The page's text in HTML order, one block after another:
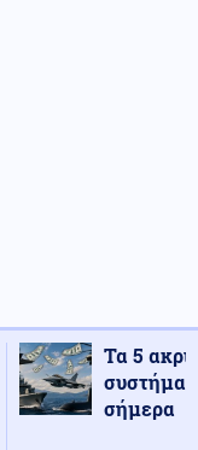
Τα 5
σήμερα